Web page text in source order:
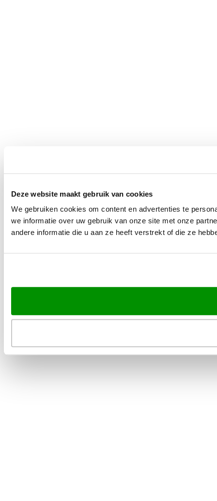
Deze website maakt gebruik van cookies
We gebruiken cookies om content en advertenties te
we informatie over uw gebruik van onze site met onze
andere informatie die u aan ze heeft verstrekt of die ze